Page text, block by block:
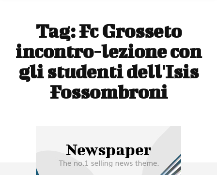
Tag:Fc Grosseto
incontro-lezione con
gli studenti dell'Isis
Fossombroni